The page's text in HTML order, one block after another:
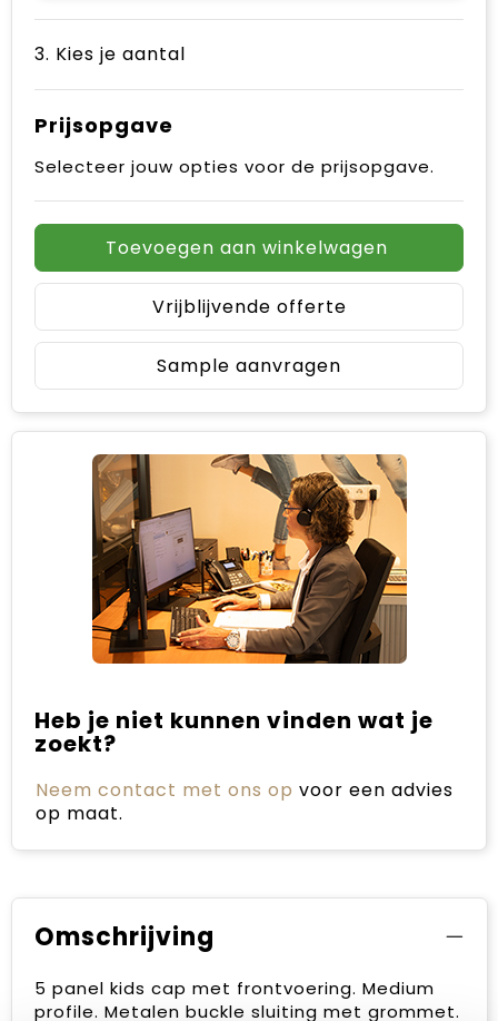
3. Kies je aantal
Prijsopgave
Selecteer jouw opties voor de prijsopgave.
Toevoegen aan winkelwagen
Vrijblijvende offerte
Sample aanvragen
Heb je niet kunnen vinden wat je
zoekt?
Neem contact met ons op voor een advies
op maat.
Omschrijving
5 panel kids cap met frontvoering. Medium
profile. Metalen buckle sluiting met grommet.